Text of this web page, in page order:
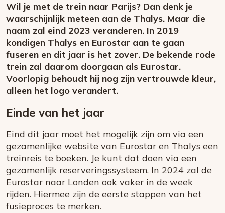
Wil je met de trein naar Parijs? Dan denk je
waarschijnlijk meteen aan de Thalys. Maar die
naam zal eind 2023 veranderen. In 2019
kondigen Thalys en Eurostar aan te gaan
fuseren en dit jaar is het zover. De bekende rode
trein zal daarom doorgaan als Eurostar.
Voorlopig behoudt hij nog zijn vertrouwde kleur,
alleen het logo verandert.
Einde van het jaar
Eind dit jaar moet het mogelijk zijn om via een
gezamenlijke website van Eurostar en Thalys een
treinreis te boeken. Je kunt dat doen via een
gezamenlijk reserveringssysteem. In 2024 zal de
Eurostar naar Londen ook vaker in de week
rijden. Hiermee zijn de eerste stappen van het
fusieproces te merken.